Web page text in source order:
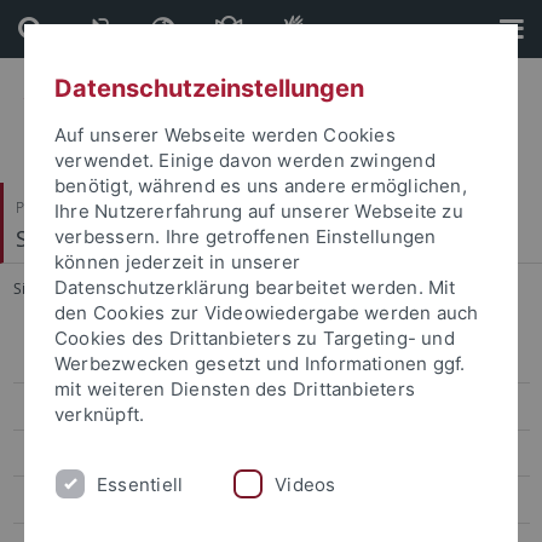
Direkt
zum
Inhalt
Direkt
zur
Fußleiste
Philosophische Fakultät
Sinologie
Sie sind hier: Startseite ... Bisherige Lehrveranstaltungen
Veranstaltungen
Aktuelles
Forschung
Datenschutzeinstellungen
Auf unserer Webseite werden Cookies
verwendet. Einige davon werden zwingend
benötigt, während es uns andere ermöglichen,
Ihre Nutzererfahrung auf unserer Webseite zu
verbessern. Ihre getroffenen Einstellungen
können jederzeit in unserer
Datenschutzerklärung bearbeitet werden. Mit
den Cookies zur Videowiedergabe werden auch
Cookies des Drittanbieters zu Targeting- und
Werbezwecken gesetzt und Informationen ggf.
mit weiteren Diensten des Drittanbieters
verknüpft.
Essentiell Videos